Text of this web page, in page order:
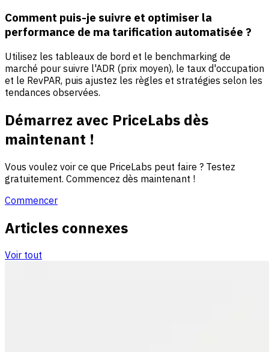
Comment puis-je suivre et optimiser la
performance de ma tarification automatisée ?
Utilisez les tableaux de bord et le benchmarking de
marché pour suivre l'ADR (prix moyen), le taux d'occupation
et le RevPAR, puis ajustez les règles et stratégies selon les
tendances observées.
Démarrez avec PriceLabs dès
maintenant !
Vous voulez voir ce que PriceLabs peut faire ? Testez
gratuitement. Commencez dès maintenant !
Commencer
Articles connexes
Voir tout